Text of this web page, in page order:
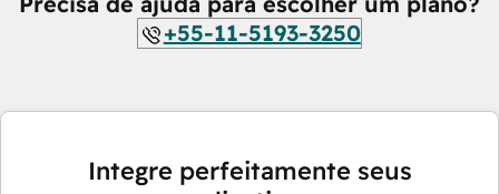
+55-11-5193-3250
Integre perfeitamente seus